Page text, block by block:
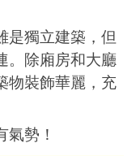
是獨立建築，但
。除廂房和大廳
物裝飾華麗，充
勢！